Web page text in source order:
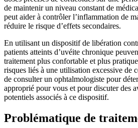
de maintenir un niveau constant de
peut aider à contrôler l’inflammation de
réduire le risque d’effets secondaires.
En utilisant un dispositif de libération
patients atteints d’uvéite chronique
traitement plus confortable et plus
risques liés à une utilisation excessive de
de consulter un ophtalmologiste pour
approprié pour vous et pour discuter des
potentiels associés à ce dispositif.
Problématique de